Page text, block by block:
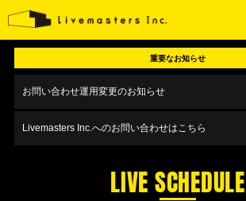
重要なお知らせ
お問い合わせ運用変更のお知らせ
Livemasters Inc.へのお問い合わせはこちら
LIVE SCHEDULE